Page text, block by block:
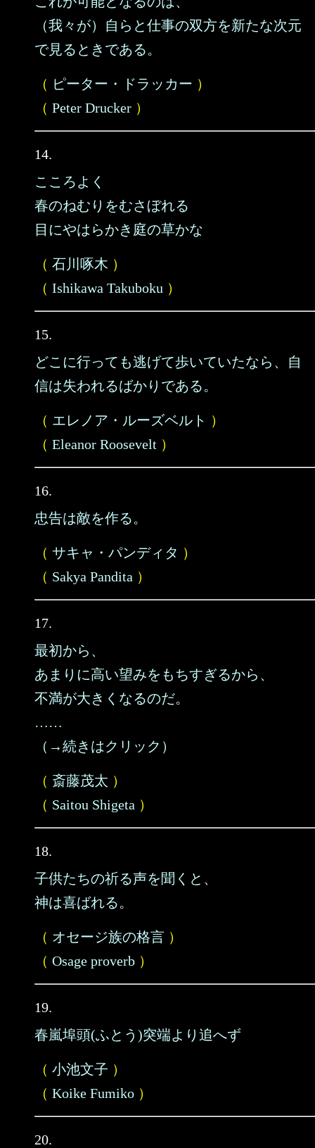
（我々が）自らと仕事の双方を新たな次元
で見るときである。
（ ピーター・ドラッカー ）
（ Peter Drucker ）
14.
こころよく
春のねむりをむさぼれる
目にやはらかき庭の草かな
（ 石川啄木 ）
（ Ishikawa Takuboku ）
15.
どこに行っても逃げて歩いていたなら、自
信は失われるばかりである。
（ エレノア・ルーズベルト ）
（ Eleanor Roosevelt ）
16.
忠告は敵を作る。
（ サキャ・パンディタ ）
（ Sakya Pandita ）
17.
最初から、
あまりに高い望みをもちすぎるから、
不満が大きくなるのだ。
……
（→続きはクリック）
（ 斎藤茂太 ）
（ Saitou Shigeta ）
18.
子供たちの祈る声を聞くと、
神は喜ばれる。
（ オセージ族の格言 ）
（ Osage proverb ）
19.
春嵐埠頭(ふとう)突端より追へず
（ 小池文子 ）
（ Koike Fumiko ）
20.